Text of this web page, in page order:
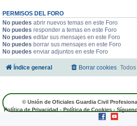
PERMISOS DEL FORO
No puedes abrir nuevos temas en este Foro
No puedes responder a temas en este Foro
No puedes editar sus mensajes en este Foro
No puedes borrar sus mensajes en este Foro
No puedes enviar adjuntos en este Foro
Índice general Borrar cookies
© Unión de Oficiales Guardia Civil
Política de Privacidad - Política de Cookies -